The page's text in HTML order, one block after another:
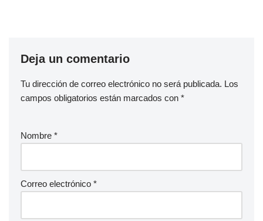
Deja un comentario
Tu dirección de correo electrónico no será publicada. Los
campos obligatorios están marcados con *
Nombre *
Correo electrónico *